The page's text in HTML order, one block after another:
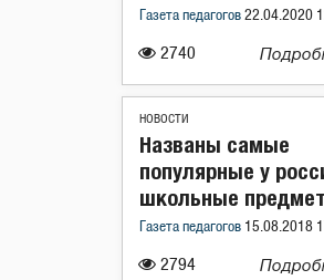
2740
Газета педагогов 22.04.2020
НОВОСТИ
2794
Названы самые
популярные у
школьные
Газета педагогов 15.08.2018